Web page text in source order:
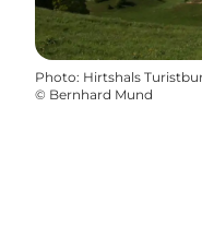
Photo: Hirtshals
© Bernhard Mund